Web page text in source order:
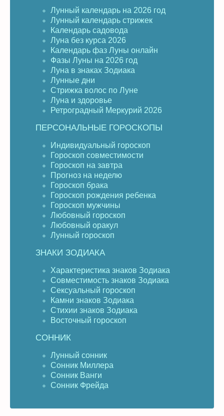
Лунный календарь на 2026 год
Лунный календарь стрижек
Календарь садовода
Луна без курса 2026
Календарь фаз Луны онлайн
Фазы Луны на 2026 год
Луна в знаках Зодиака
Лунные дни
Стрижка волос по Луне
Луна и здоровье
Ретроградный Меркурий 2026
ПЕРСОНАЛЬНЫЕ ГОРОСКОПЫ
Индивидуальный гороскоп
Гороскоп совместимости
Гороскоп на завтра
Прогноз на неделю
Гороскоп брака
Гороскоп рождения ребенка
Гороскоп мужчины
Любовный гороскоп
Любовный оракул
Лунный гороскоп
ЗНАКИ ЗОДИАКА
Характеристика знаков Зодиака
Совместимость знаков Зодиака
Сексуальный гороскоп
Камни знаков Зодиака
Стихии знаков Зодиака
Восточный гороскоп
СОННИК
Лунный сонник
Сонник Миллера
Сонник Ванги
Сонник Фрейда